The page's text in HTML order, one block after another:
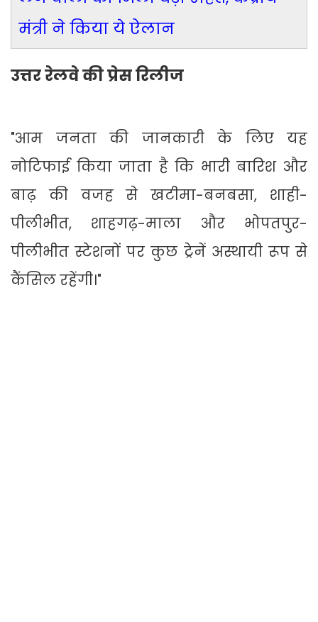
मंत्री ने किया ये ऐलान
उत्तर रेलवे की प्रेस रिलीज
"आम जनता की जानकारी के लिए यह
नोटिफाई किया जाता है कि भारी बारिश और
बाढ़ की वजह से खटीमा-बनबसा, शाही-
पीलीभीत, शाहगढ़-माला और भोपतपुर-
पीलीभीत स्टेशनों पर कुछ ट्रेनें अस्थायी रूप से
कैंसिल रहेंगी।"